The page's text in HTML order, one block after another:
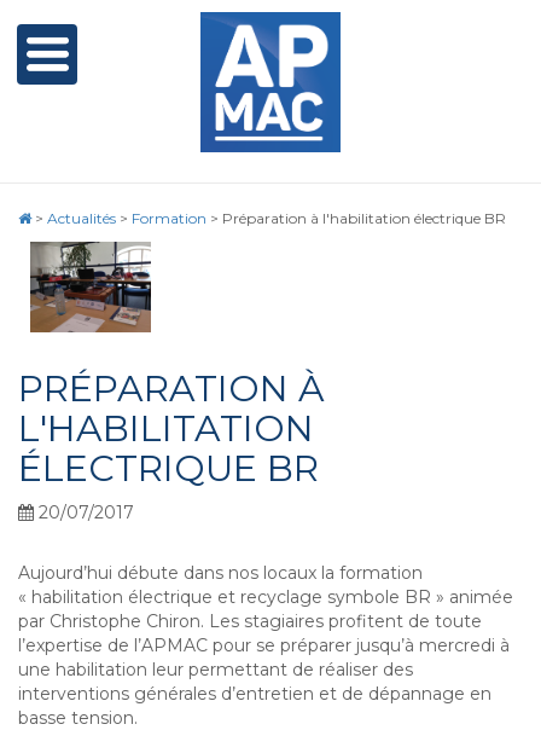
> Actualités > Formation > Préparation à l'habilitation électrique BR
PRÉPARATION À
L'HABILITATION
ÉLECTRIQUE BR
20/07/2017
Aujourd’hui débute dans nos locaux la formation
« habilitation électrique et recyclage symbole BR » animée
par Christophe Chiron. Les stagiaires profitent de toute
l’expertise de l’APMAC pour se préparer jusqu’à mercredi à
une habilitation leur permettant de réaliser des
interventions générales d’entretien et de dépannage en
basse tension.